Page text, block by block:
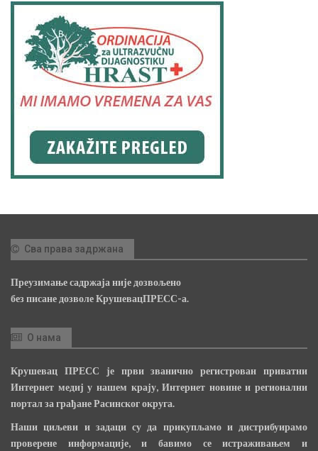
Сва права задржана
Преузимање садржаја није дозвољено
без писане дозволе КрушевацПРЕСС-а.
О нама
Крушевац ПРЕСС је први званично регистрован приватни
Интернет медиј у нашем крају, Интернет новине и регионални
портал за грађане Расинског округа.
Наши циљеви и задаци су да прикупљамо и дистрибуирамо
проверене информације, и бавимо се истраживањем и